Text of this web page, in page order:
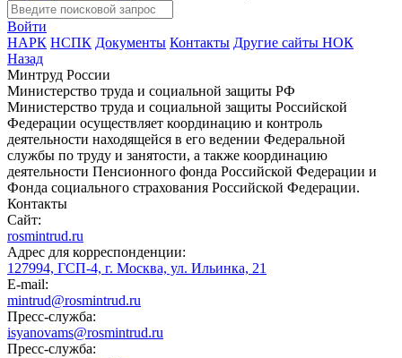
Войти
НАРК НСПК Документы Контакты Другие сайты НОК
Назад
Минтруд России
Министерство труда и социальной защиты РФ
Министерство труда и социальной защиты Российской
Федерации осуществляет координацию и контроль
деятельности находящейся в его ведении Федеральной
службы по труду и занятости, а также координацию
деятельности Пенсионного фонда Российской Федерации и
Фонда социального страхования Российской Федерации.
Контакты
Сайт:
rosmintrud.ru
Адрес для корреспонденции:
127994, ГСП-4, г. Москва, ул. Ильинка, 21
E-mail:
mintrud@rosmintrud.ru
Пресс-служба:
isyanovams@rosmintrud.ru
Пресс-служба: